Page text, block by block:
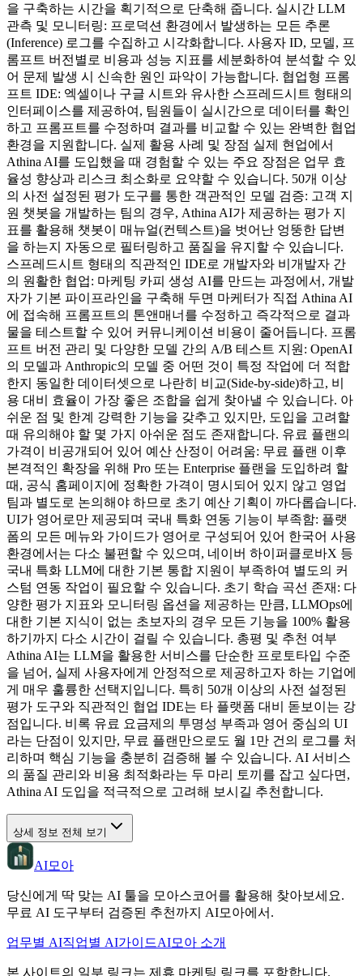
을 구축하는 시간을 획기적으로 단축해 줍니다. 실시간 LLM
관측 및 모니터링: 프로덕션 환경에서 발생하는 모든 추론
(Inference) 로그를 수집하고 시각화합니다. 사용자 ID, 모델, 프
롬프트 버전별로 비용과 성능 지표를 세분화하여 분석할 수 있
어 문제 발생 시 신속한 원인 파악이 가능합니다. 협업형 프롬
프트 IDE: 엑셀이나 구글 시트와 유사한 스프레드시트 형태의
인터페이스를 제공하여, 팀원들이 실시간으로 데이터를 확인
하고 프롬프트를 수정하며 결과를 비교할 수 있는 완벽한 협업
환경을 지원합니다. 실제 활용 사례 및 장점 실제 현업에서
Athina AI를 도입했을 때 경험할 수 있는 주요 장점은 업무 효
율성 향상과 리스크 최소화로 요약할 수 있습니다. 50개 이상
의 사전 설정된 평가 도구를 통한 객관적인 모델 검증: 고객 지
원 챗봇을 개발하는 팀의 경우, Athina AI가 제공하는 평가 지
표를 활용해 챗봇이 매뉴얼(컨텍스트)을 벗어난 엉뚱한 답변
을 하는지 자동으로 필터링하고 품질을 유지할 수 있습니다.
스프레드시트 형태의 직관적인 IDE로 개발자와 비개발자 간
의 원활한 협업: 마케팅 카피 생성 AI를 만드는 과정에서, 개발
자가 기본 파이프라인을 구축해 두면 마케터가 직접 Athina AI
에 접속해 프롬프트의 톤앤매너를 수정하고 즉각적으로 결과
물을 테스트할 수 있어 커뮤니케이션 비용이 줄어듭니다. 프롬
프트 버전 관리 및 다양한 모델 간의 A/B 테스트 지원: OpenAI
의 모델과 Anthropic의 모델 중 어떤 것이 특정 작업에 더 적합
한지 동일한 데이터셋으로 나란히 비교(Side-by-side)하고, 비
용 대비 효율이 가장 좋은 조합을 쉽게 찾아낼 수 있습니다. 아
쉬운 점 및 한계 강력한 기능을 갖추고 있지만, 도입을 고려할
때 유의해야 할 몇 가지 아쉬운 점도 존재합니다. 유료 플랜의
가격이 비공개되어 있어 예산 산정이 어려움: 무료 플랜 이후
본격적인 확장을 위해 Pro 또는 Enterprise 플랜을 도입하려 할
때, 공식 홈페이지에 정확한 가격이 명시되어 있지 않고 영업
팀과 별도로 논의해야 하므로 초기 예산 기획이 까다롭습니다.
UI가 영어로만 제공되며 국내 특화 연동 기능이 부족함: 플랫
폼의 모든 메뉴와 가이드가 영어로 구성되어 있어 한국어 사용
환경에서는 다소 불편할 수 있으며, 네이버 하이퍼클로바X 등
국내 특화 LLM에 대한 기본 통합 지원이 부족하여 별도의 커
스텀 연동 작업이 필요할 수 있습니다. 초기 학습 곡선 존재: 다
양한 평가 지표와 모니터링 옵션을 제공하는 만큼, LLMOps에
대한 기본 지식이 없는 초보자의 경우 모든 기능을 100% 활용
하기까지 다소 시간이 걸릴 수 있습니다. 총평 및 추천 여부
Athina AI는 LLM을 활용한 서비스를 단순한 프로토타입 수준
을 넘어, 실제 사용자에게 안정적으로 제공하고자 하는 기업에
게 매우 훌륭한 선택지입니다. 특히 50개 이상의 사전 설정된
평가 도구와 직관적인 협업 IDE는 타 플랫폼 대비 돋보이는 강
점입니다. 비록 유료 요금제의 투명성 부족과 영어 중심의 UI
라는 단점이 있지만, 무료 플랜만으로도 월 1만 건의 로그를 처
리하며 핵심 기능을 충분히 검증해 볼 수 있습니다. AI 서비스
의 품질 관리와 비용 최적화라는 두 마리 토끼를 잡고 싶다면,
Athina AI 도입을 적극적으로 고려해 보시길 추천합니다.
상세 정보 전체 보기
AI모아
당신에게 딱 맞는 AI 툴을 모아스코어를 활용해 찾아보세요.
무료 AI 도구부터 검증된 추천까지 AI모아에서.
업무별 AI직업별 AI가이드AI모아 소개
본 사이트의 일부 링크는 제휴 마케팅 링크를 포함합니다.